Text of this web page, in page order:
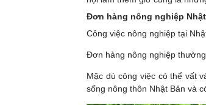
Đơn hàng nông nghiệp
Công việc nông nghiệp tại
Đơn hàng nông nghiệp
Mặc dù công việc có thể vất
sống nông thôn Nhật Bản và